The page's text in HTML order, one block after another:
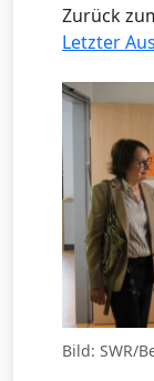
Zurück
Letzter
Bild: SWR/